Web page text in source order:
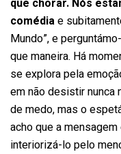
comédiae
Mundo”, e
que maneira. Há
se explora pela
em não desistir nunca
de medo, mas o
acho que a
interiorizá-lo pelo